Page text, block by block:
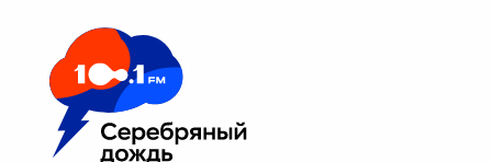
Москва 100.1 FM